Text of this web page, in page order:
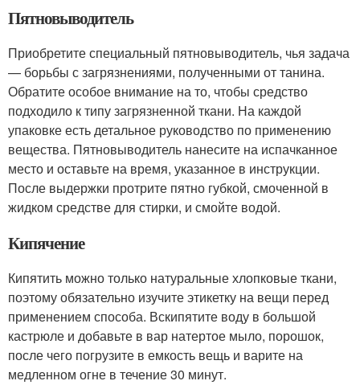
Пятновыводитель
Приобретите специальный пятновыводитель, чья задача
— борьбы с загрязнениями, полученными от танина.
Обратите особое внимание на то, чтобы средство
подходило к типу загрязненной ткани. На каждой
упаковке есть детальное руководство по применению
вещества. Пятновыводитель нанесите на испачканное
место и оставьте на время, указанное в инструкции.
После выдержки протрите пятно губкой, смоченной в
жидком средстве для стирки, и смойте водой.
Кипячение
Кипятить можно только натуральные хлопковые ткани,
поэтому обязательно изучите этикетку на вещи перед
применением способа. Вскипятите воду в большой
кастрюле и добавьте в вар натертое мыло, порошок,
после чего погрузите в емкость вещь и варите на
медленном огне в течение 30 минут.